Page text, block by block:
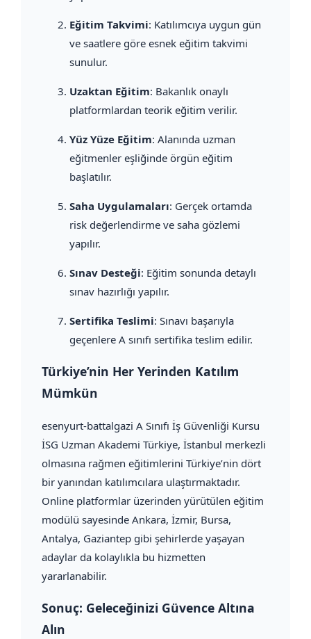
Eğitim Takvimi: Katılımcıya uygun gün
ve saatlere göre esnek eğitim takvimi
sunulur.
Uzaktan Eğitim: Bakanlık onaylı
platformlardan teorik eğitim verilir.
Yüz Yüze Eğitim: Alanında uzman
eğitmenler eşliğinde örgün eğitim
başlatılır.
Saha Uygulamaları: Gerçek ortamda
risk değerlendirme ve saha gözlemi
yapılır.
Sınav Desteği: Eğitim sonunda detaylı
sınav hazırlığı yapılır.
Sertifika Teslimi: Sınavı başarıyla
geçenlere A sınıfı sertifika teslim edilir.
Türkiye’nin Her Yerinden Katılım
Mümkün
esenyurt-battalgazi A Sınıfı İş Güvenliği Kursu
İSG Uzman Akademi Türkiye, İstanbul merkezli
olmasına rağmen eğitimlerini Türkiye’nin dört
bir yanından katılımcılara ulaştırmaktadır.
Online platformlar üzerinden yürütülen eğitim
modülü sayesinde Ankara, İzmir, Bursa,
Antalya, Gaziantep gibi şehirlerde yaşayan
adaylar da kolaylıkla bu hizmetten
yararlanabilir.
Sonuç: Geleceğinizi Güvence Altına
Alın